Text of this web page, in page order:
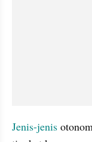
Jenis-jenis